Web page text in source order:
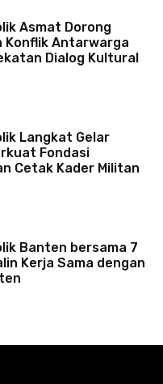
Asmat Dorong
Konflik Antarwarga
Dialog Kultural
Langkat Gelar
Fondasi
Cetak Kader Militan
Banten bersama 7
Kerja Sama dengan